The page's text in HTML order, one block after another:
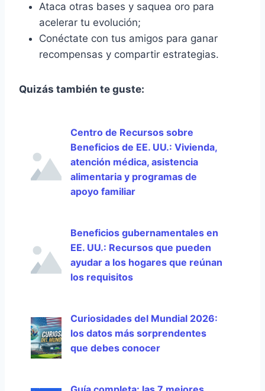
Ataca otras bases y saquea oro para
acelerar tu evolución;
Conéctate con tus amigos para ganar
recompensas y compartir estrategias.
Quizás también te guste:
Centro de Recursos sobre
Beneficios de EE. UU.: Vivienda,
atención médica, asistencia
alimentaria y programas de
apoyo familiar
Beneficios gubernamentales en
EE. UU.: Recursos que pueden
ayudar a los hogares que reúnan
los requisitos
Curiosidades del Mundial 2026:
los datos más sorprendentes
que debes conocer